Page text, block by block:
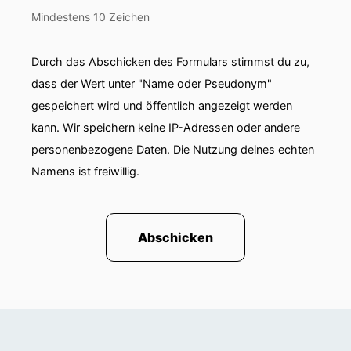
sozusagen dass das auf die Straße kommt und
00:01:08: ich nach meiner Promotion, wo ich
sehr viel mit Ross in allen möglichen
Robotikbereichen etwas
00:01:14: gemacht habe. Da habe ich
entschieden, naja, wir müssen das mehr im Feld
bringen und so kam ich
00:01:19: dazu. Zu Podcast kam ich. Weil du der
Ross-Experte bist? Ja, eigentlich. Du bist
Mindestens 10 Zeichen
Durch das Abschicken des Formulars stimmst du zu,
dass der Wert unter "Name oder Pseudonym"
gespeichert wird und öffentlich angezeigt werden
kann. Wir speichern keine IP-Adressen oder andere
personenbezogene Daten. Die Nutzung deines echten
Namens ist freiwillig.
Abschicken